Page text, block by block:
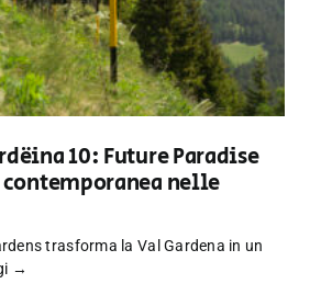
10: Future Paradise
contemporanea nelle
trasforma la Val Gardena in un
→